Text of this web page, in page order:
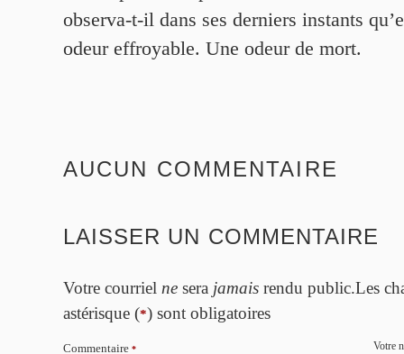
observa-t-il dans ses derniers instants
odeur effroyable. Une odeur de mort.
AUCUN COMMENTAIRE
LAISSER UN COMMENTAIRE
Votre courriel ne sera jamais rendu public.Les
astérisque (*) sont obligatoires
Commentaire * Votre